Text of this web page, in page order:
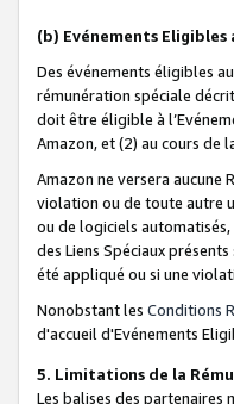
(b) Evénements Eligibles
Des événements éligibles
rémunération spéciale
doit être éligible à
Amazon, et (2) au cours de
Amazon ne versera aucune
violation ou de toute autre
ou de logiciels automatisés,
des Liens Spéciaux
été appliqué ou si une
Nonobstant les Conditions
d'accueil d'Evénements
5. Limitations de la
Les balises des partenaires